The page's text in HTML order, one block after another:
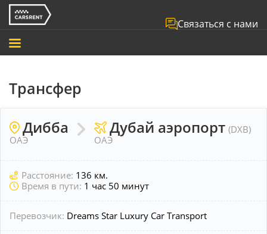
Связаться с нами
Трансфер
Дибба
ОАЭ
Дубай аэропорт (DXB)
ОАЭ
Расстояние: 136 км.
Время в пути: 1 час 50 минут
Перевозчик: Dreams Star Luxury Car Transport